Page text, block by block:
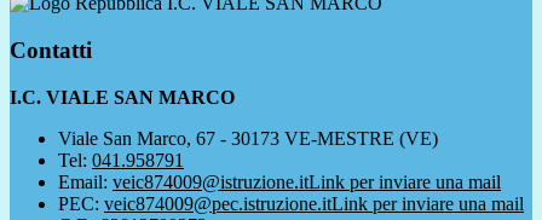
Contatti
I.C. VIALE SAN MARCO
Viale San Marco, 67 - 30173 VE-MESTRE (VE)
Tel: 041.958791
Email: veic874009@istruzione.itLink per inviare una mail
PEC: veic874009@pec.istruzione.itLink per inviare una mail